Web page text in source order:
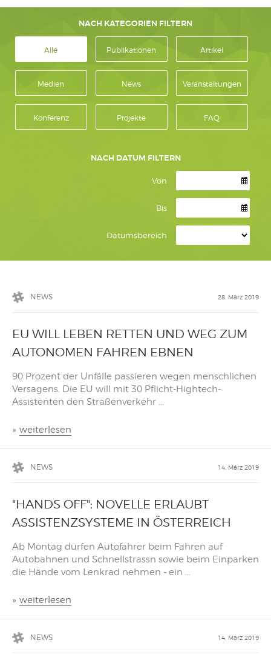
NACH KATEGORIEN FILTERN
Alle Publikationen Artikel
Medien News Veranstaltungen
Konferenz Projekte FAQ
NACH DATUM FILTERN
Von
Bis
Datumsbereich
NEWS 28. März 2019
EU WILL LEBEN RETTEN UND WEG ZUM
AUTONOMEN FAHREN EBNEN
90 Prozent der Unfälle passieren wegen menschlichen
Versagens. Die EU will mit 30 Pflicht-Hightech-
Assistenten den Straßenverkehr ...
» weiterlesen
NEWS 14. März 2019
"HANDS OFF": NOVELLE ERLAUBT
ASSISTENZSYSTEME IN ÖSTERREICH
Ab Montag dürfen Autofahrer beim Fahren auf
Autobahnen und Schnellstrassn sowie beim Einparken
die Hände vom Lenkrad nehmen - ein ...
» weiterlesen
NEWS 14. März 2019